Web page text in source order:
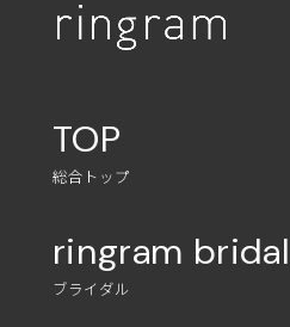
TOP
総合トップ
ringram bridal
ブライダル